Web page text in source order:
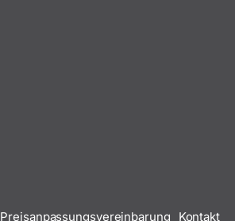
Preisanpassungsvereinbarung Kontakt